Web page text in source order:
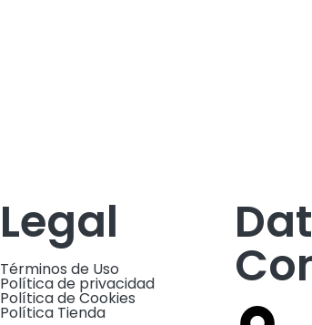
Legal
Términos de Uso
Política de privacidad
Política de Cookies
Política Tienda